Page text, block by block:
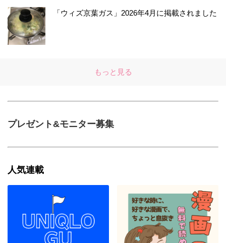
「ウィズ京葉ガス」2026年4月に掲載されました
もっと見る
プレゼント&モニター募集
人気連載